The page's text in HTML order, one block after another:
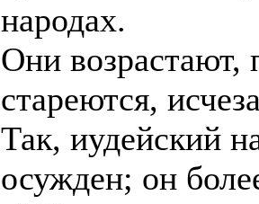
народах.
Они возрастают,
стареются,
Так, иудейский
осужден; он